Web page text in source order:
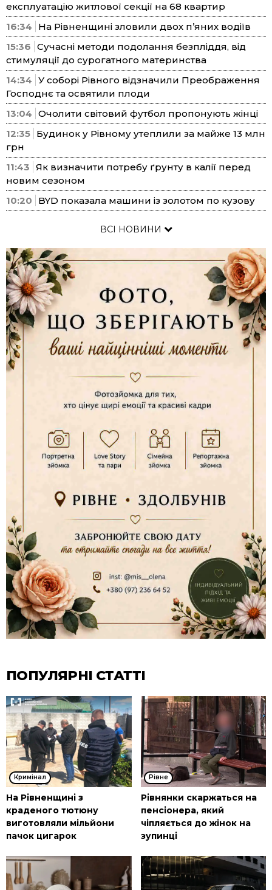
експлуатацію житлової секції на 68 квартир
16:34
На Рівненщині зловили двох п’яних водіїв
15:36 Сучасні методи подолання безпліддя, від
стимуляції до сурогатного материнства
14:34 У соборі Рівного відзначили Преображення
Господнє та освятили плоди
13:04 Очолити світовий футбол пропонують жінці
12:35 Будинок у Рівному утеплили за майже 13 млн
грн
11:43 Як визначити потребу ґрунту в калії перед
новим сезоном
10:20
BYD показала машини із золотом по кузову
ВСІ НОВИНИ
ПОПУЛЯРНІ СТАТТІ
Кримінал
На Рівненщині з
краденого тютюну
виготовляли мільйони
пачок цигарок
Рівне
Рівнянки скаржаться на
пенсіонера, який
чіпляється до жінок на
зупинці